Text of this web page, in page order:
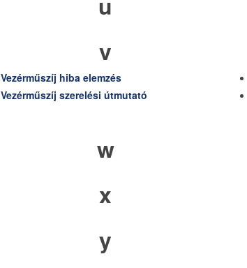
v
Vezérműszíj hiba elemzés
Vezérműszíj szerelési útmutató
w
x
y